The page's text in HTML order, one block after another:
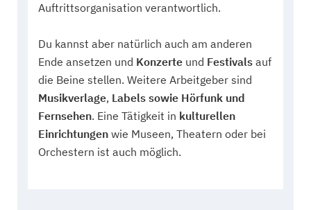
Auftrittsorganisation verantwortlich.
Du kannst aber natürlich auch am anderen
Ende ansetzen und Konzerte und Festivals auf
die Beine stellen. Weitere Arbeitgeber sind
Musikverlage, Labels sowie Hörfunk und
Fernsehen. Eine Tätigkeit in kulturellen
Einrichtungen wie Museen, Theatern oder bei
Orchestern ist auch möglich.